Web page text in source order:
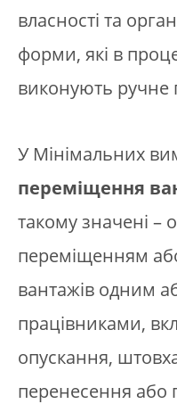
власності та
форми, які в
виконують ручне
У Мінімальних
переміщення
такому значені –
переміщенням
вантажів одним
працівниками,
опускання,
перенесення або